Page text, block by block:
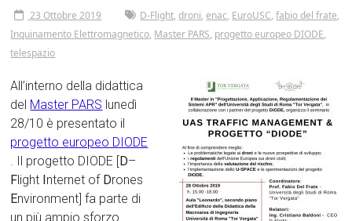
Tor
Vergata
23 Ottobre 2019 D-Flight,droni,enac, EuroUSC,fabio del frate,
Inquinamento Elettromagnetico, Master PARS, progetto europeo DIODE,
telespazio
All’interno della didattica
del Master PARS lunedì
28/10 è presentato il
progetto europeo DIODE
. Il progetto DIODE [D–
Flight Internet of Drones
Environment] fa parte di
un più ampio sforzo